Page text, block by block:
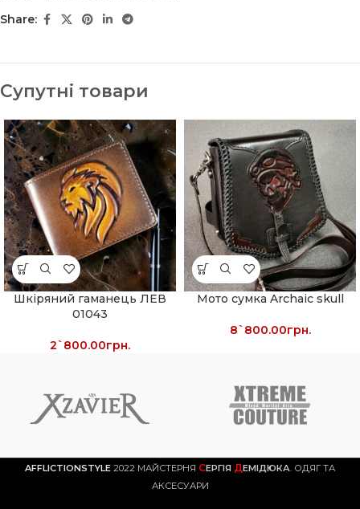
Share:
Супутні товари
Шкіряний гаманець ЛЕВ
01043
2`800.00грн.
Мото сумка Archaic skull
8`800.00грн.
AFFLICTIONSTYLE 2022 МАЙСТЕРНЯ СЕРГІЯ ДЕМІДЮКА . ОДЯГ ТА
АКСЕСУАРИ